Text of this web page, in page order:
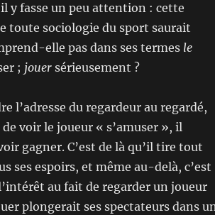
y fasse un peu attention : cette
toute sociologie du sport saurait
elle pas dans ses termes le
; jouersérieusement ?
l’adresse du regardeur au regardé,
voir le joueur « s’amuser », il
gagner. C’est de là qu’il tire tout
ses espoirs, et même au-delà, c’est
au fait de regarder un joueur
plongerait ses spectateurs dans